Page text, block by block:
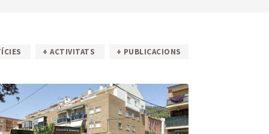
contractant
+ ACTIVITATS + PUBLICACIONS